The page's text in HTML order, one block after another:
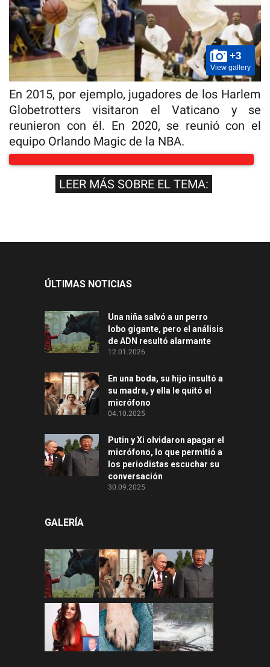
+3
View gallery
En 2015, por ejemplo, jugadores de los Harlem
Globetrotters visitaron el Vaticano y se
reunieron con él. En 2020, se reunió con el
equipo Orlando Magic de la NBA.
LEER MÁS SOBRE EL TEMA:
ÚLTIMAS NOTICIAS
Una niña salvó a un perro
lobo gigante, pero el análisis
de ADN resultó alarmante
12.01.2026
En una boda, su hijo insultó a
su madre, y ella le quitó el
micrófono
04.10.2025
Putin y Xi olvidaron apagar el
micrófono, lo que permitió a
los periodistas escuchar su
conversación
30.09.2025
GALERÍA